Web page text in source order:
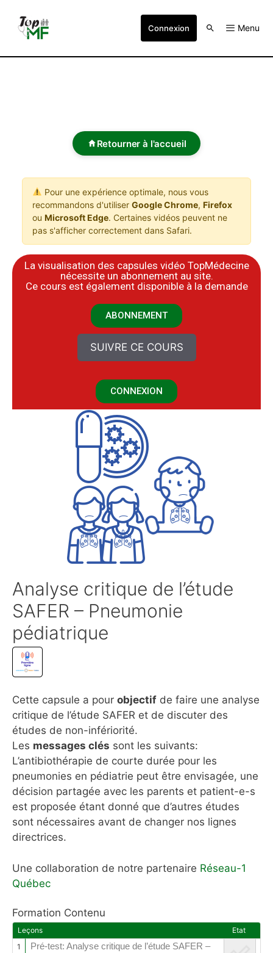
Connexion Menu
Retourner à l'accueil
Pour une expérience optimale, nous vous
recommandons d'utiliser Google Chrome, Firefox
ou Microsoft Edge. Certaines vidéos peuvent ne
pas s'afficher correctement dans Safari.
La visualisation des capsules vidéo TopMédecine
nécessite un abonnement au site.
​Ce cours est également disponible à la demande
ABONNEMENT
SUIVRE CE COURS
CONNEXION
Analyse critique de l’étude
SAFER – Pneumonie
pédiatrique
Cette capsule a pour objectif de faire une analyse
critique de l’étude SAFER et de discuter des
études de non-infériorité.
Les messages clés sont les suivants:
L’antibiothérapie de courte durée pour les
pneumonies en pédiatrie peut être envisagée, une
décision partagée avec les parents et patient-e-s
est proposée étant donné que d’autres études
sont nécessaires avant de changer nos lignes
directrices.
Une collaboration de notre partenaire Réseau-1
Québec
Formation Contenu
Leçons
Etat
1
Pré-test: Analyse critique de l’étude SAFER –